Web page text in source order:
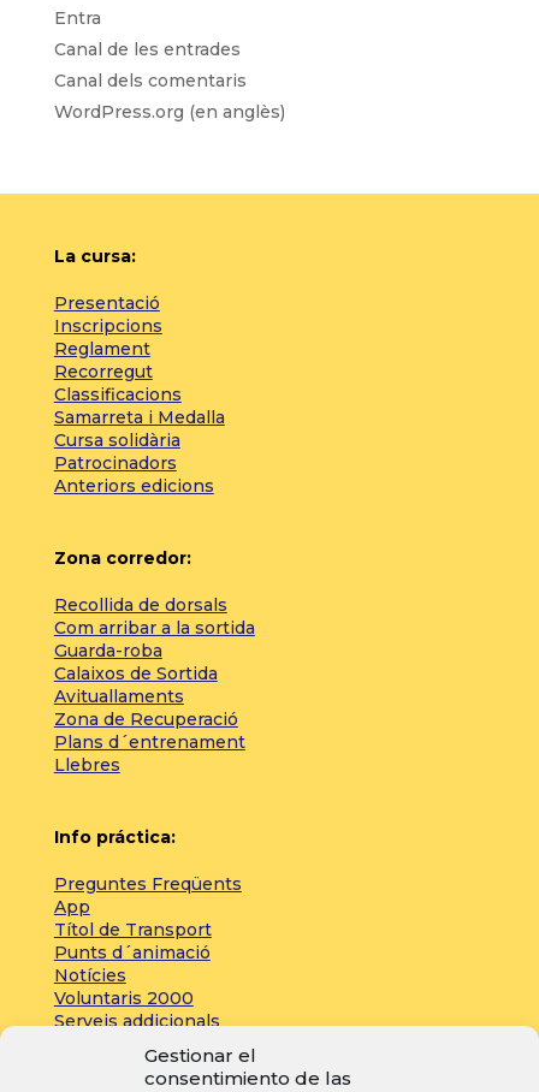
Gestionar el
consentimiento de las
Entra
Canal de les entrades
Canal dels comentaris
WordPress.org (en anglès)
La cursa:
Presentació
Inscripcions
Reglament
Recorregut
Classificacions
Samarreta i Medalla
Cursa solidària
Patrocinadors
Anteriors edicions
Zona corredor:
Recollida de dorsals
Com arribar a la sortida
Guarda-roba
Calaixos de Sortida
Avituallaments
Zona de Recuperació
Plans d´entrenament
Llebres
Info práctica:
Preguntes Freqüents
App
Títol de Transport
Punts d´animació
Notícies
Voluntaris 2000
Serveis addicionals